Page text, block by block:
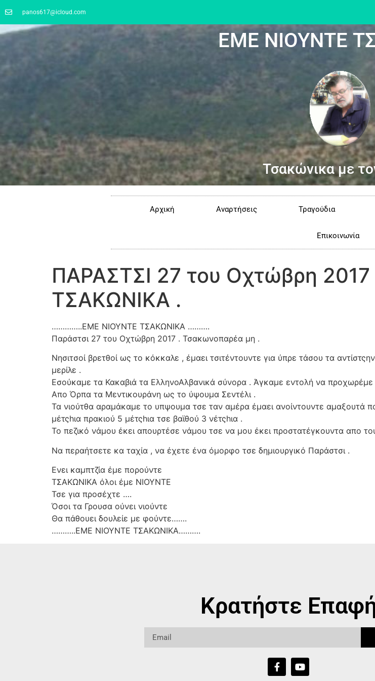
panos617@icloud.com
ΕΜΕ ΝΙΟΥΝΤΕ
Τσακώνικα με
Αρχική Αναρτήσεις Τραγούδια
Επικοινωνία
ΠΑΡΑΣΤΣΙ 27 του Οχτώβρη
ΤΣΑΚΩΝΙΚΑ .
…………..ΕΜΕ ΝΙΟΥΝΤΕ ΤΣΑΚΩΝΙΚΑ ……….
Παράστσι 27 του Οχτώβρη 2017 . Τσακωνοπαρέα μη .
Νησιτσοί βρετθοί ως το κόκκαλε , έμαει τσιτέντουντε για ύπρε τάσου τα
μερίλε .
Εσούκαμε τα Κακαβιά τα ΕλληνοΑλβανικά σύνορα . Άγκαμε εντολή να
Απο Όρπα τα Μεντικουράνη ως το ύψουμα Σεντέλι .
Τα νιούτθα αραμάκαμε το υπψουμα τσε ταν αμέρα έμαει ανοίντουντε αμαξουτά
μέτςhια πρακιού 5 μέτςhια τσε βαϊθού 3 νέτςhια .
Το πεζικό νάμου έκει απουρτέσε νάμου τσε να μου έκει προστατέγκουντα απο
Να περαήτσετε κα ταχία , να έχετε ένα όμορφο τσε δημιουργικό Παράστσι .
Ενει καμπτζία έμε πορούντε
ΤΣΑΚΩΝΙΚΑ όλοι έμε ΝΙΟΥΝΤΕ
Τσε για προσέχτε ….
Όσοι τα Γρουσα ούνει νιούντε
Θα πάθουει δουλείε με φούντε…….
………..ΕΜΕ ΝΙΟΥΝΤΕ ΤΣΑΚΩΝΙΚΑ……….
Κρατήστε